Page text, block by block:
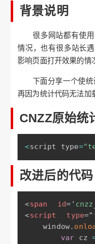
背景说明
很多网站都有使用
情况，也有很多站长
影响页面打开效果的情
下面分享一个使统
再因为统计代码无法加
CNZZ原始统
<script type=
改进后的代码
<span id= '
<script type="
    window
.
var cz